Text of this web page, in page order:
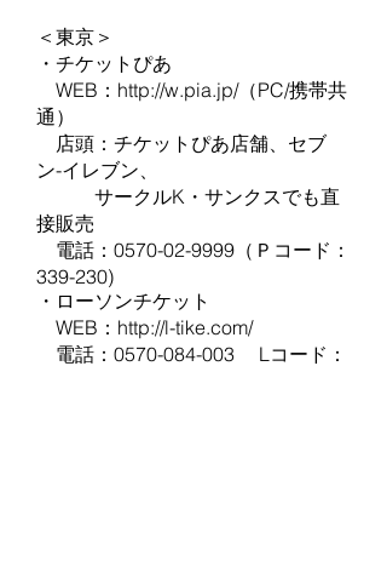
＜東京＞
・チケットぴあ
WEB：http://w.pia.jp/（PC/携帯共
通）
店頭：チケットぴあ店舗、セブ
ン-イレブン、
サークルK・サンクスでも直
接販売
電話：0570-02-9999（Ｐコード：
339-230)
・ローソンチケット
WEB： http://l-tike.com/
電話：0570-084-003 Lコード：